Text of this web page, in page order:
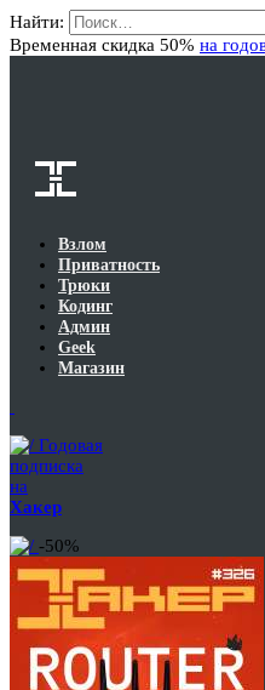
Найти:
Временная скидка 50% на
Взлом
Приватность
Трюки
Кодинг
Админ
Geek
Магазин
Годовая
подписка
на
Хакер
-50%